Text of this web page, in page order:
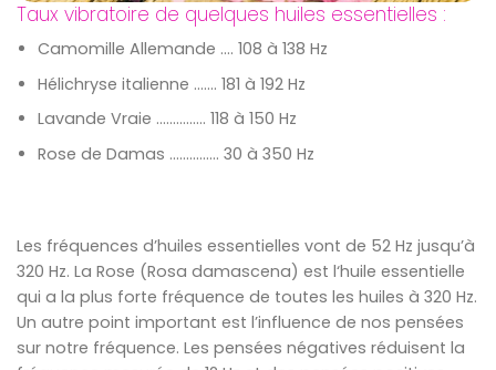
Taux vibratoire de quelques huiles essentielles :
Camomille Allemande …. 108 à 138 Hz
Hélichryse italienne ……. 181 à 192 Hz
Lavande Vraie …………… 118 à 150 Hz
Rose de Damas …………… 30 à 350 Hz
Les fréquences d’huiles essentielles vont de 52 Hz jusqu’à
320 Hz. La Rose (Rosa damascena) est l‘huile essentielle
qui a la plus forte fréquence de toutes les huiles à 320 Hz.
Un autre point important est l’influence de nos pensées
sur ​​notre fréquence. Les pensées négatives réduisent la